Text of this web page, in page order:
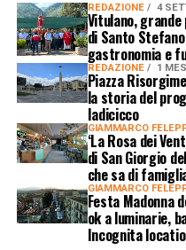
REDAZIONE 4
Vitulano,
di Santo
gastronomia e
REDAZIONE 1
Piazza
la storia del
Iadicicco
GIAMMARCO
‘La Rosa dei
di San Giorgio
che sa di
GIAMMARCO
Festa Madonna
ok a luminarie,
Incognita